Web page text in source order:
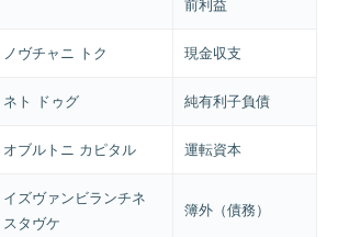
前利益
ノヴチャニ トク 現金収支
ネト ドゥグ 純有利子負債
オブルトニ カピタル 運転資本
イズヴァンビランチネ
スタヴケ
簿外（債務）